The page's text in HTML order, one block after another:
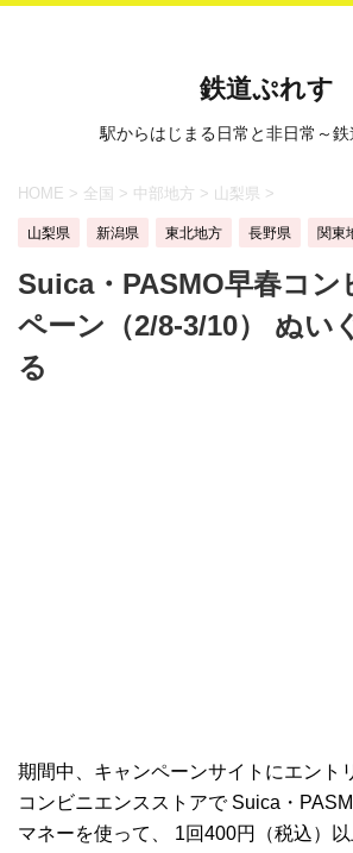
鉄道ぷれす
駅からはじまる日常と非日常～鉄
HOME > 全国 > 中部地方 > 山梨県 >
山梨県 新潟県 東北地方 長野県 関東
Suica・PASMO早春コン
ペーン（2/8-3/10） ぬい
る
期間中、キャンペーンサイトにエント
コンビニエンスストアで Suica・
マネーを使って、 1回400円（税込）